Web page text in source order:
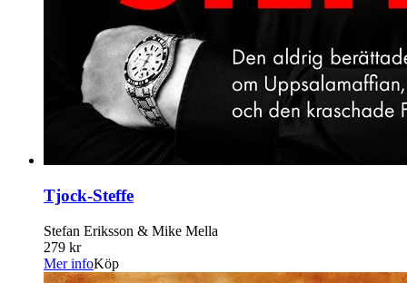
Tjock-Steffe
Stefan Eriksson & Mike Mella
279 kr
Mer infoKöp